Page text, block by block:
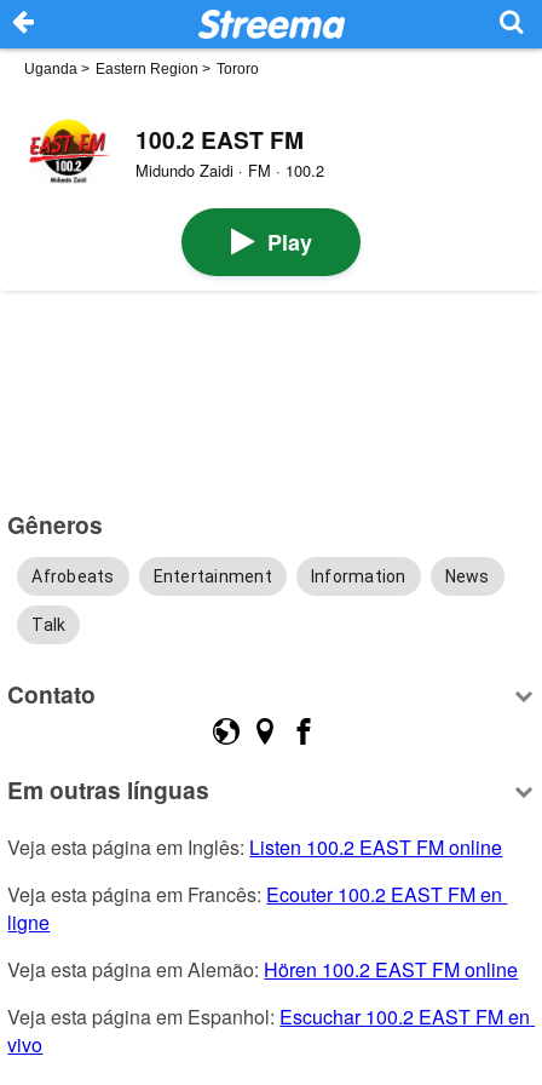
Uganda > Eastern Region > Tororo
100.2 EAST FM
Midundo Zaidi · FM · 100.2
Play
Gêneros
Afrobeats Entertainment Information News
Talk
Contato
Em outras línguas
Veja esta página em Inglês: Listen 100.2 EAST FM online
Veja esta página em Francês: Ecouter 100.2 EAST FM en
ligne
Veja esta página em Alemão: Hören 100.2 EAST FM online
Veja esta página em Espanhol: Escuchar 100.2 EAST FM en
vivo